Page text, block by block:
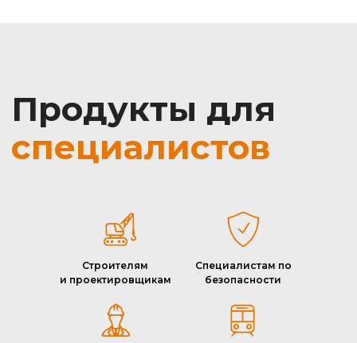
Строителям
и проектировщикам
Специалистам по
безопасности